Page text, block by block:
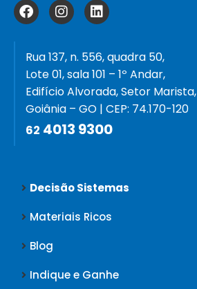
Rua 137, n. 556, quadra 50,
Lote 01, sala 101 – 1º Andar,
Edifício Alvorada, Setor Marista,
Goiânia – GO | CEP: 74.170-120
62 4013 9300
Decisão Sistemas
Materiais Ricos
Blog
Indique e Ganhe